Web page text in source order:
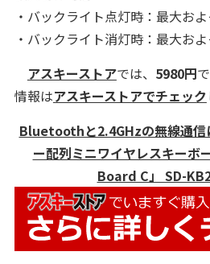
・バックライト点灯時：最大お
・バックライト消灯時：最大お
アスキーストアでは、 5980円
情報はアスキーストアでチェック
Bluetoothと2.4GHzの無線通信
ー配列ミニワイヤレスキー
Board C」 SD-